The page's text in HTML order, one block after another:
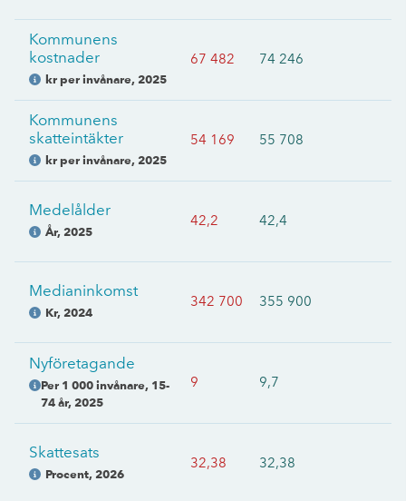
Kommunens
kostnader
kr per invånare, 2025
67 482 74 246
Kommunens
skatteintäkter
kr per invånare, 2025
54 169 55 708
Medelålder
År, 2025
42,2 42,4
Medianinkomst
Kr, 2024
342 700 355 900
Nyföretagande
Per 1 000 invånare, 15-
74 år,2025
9 9,7
Skattesats
Procent, 2026
32,38 32,38